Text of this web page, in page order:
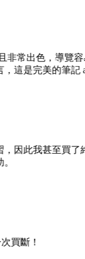
非常出色，導覽
這是完美的筆記
因此我甚至買了
買斷！